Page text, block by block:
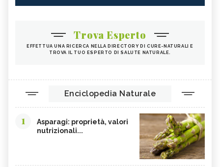
Trova Esperto
EFFETTUA UNA RICERCA NELLA DIRECTORY DI CURE-NATURALI E
TROVA IL TUO ESPERTO DI SALUTE NATURALE.
Enciclopedia Naturale
1
Asparagi: proprietà, valori
nutrizionali...